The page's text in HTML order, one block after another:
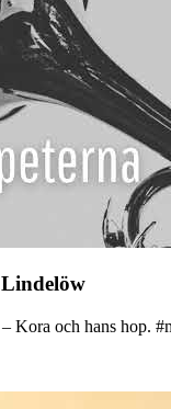
Kora och hans hop.